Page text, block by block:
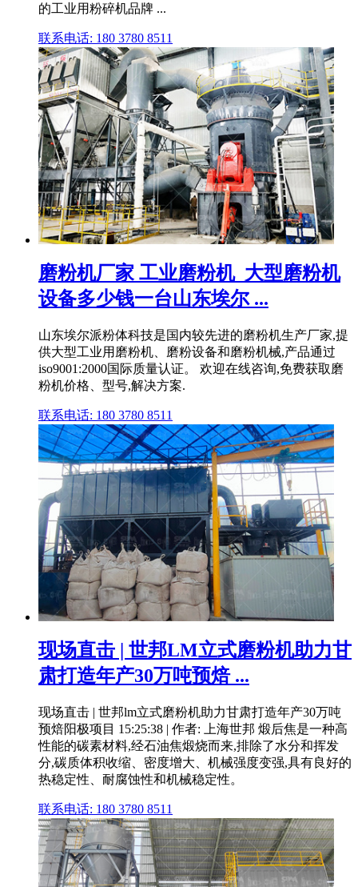
的工业用粉碎机品牌 ...
联系电话: 180 3780 8511
磨粉机厂家 工业磨粉机_大型磨粉机
设备多少钱一台山东埃尔 ...
山东埃尔派粉体科技是国内较先进的磨粉机生产厂家,提
供大型工业用磨粉机、磨粉设备和磨粉机械,产品通过
iso9001:2000国际质量认证。 欢迎在线咨询,免费获取磨
粉机价格、型号,解决方案.
联系电话: 180 3780 8511
现场直击 | 世邦LM立式磨粉机助力甘
肃打造年产30万吨预焙 ...
现场直击 | 世邦lm立式磨粉机助力甘肃打造年产30万吨
预焙阳极项目 15:25:38 | 作者: 上海世邦 煅后焦是一种高
性能的碳素材料,经石油焦煅烧而来,排除了水分和挥发
分,碳质体积收缩、密度增大、机械强度变强,具有良好的
热稳定性、耐腐蚀性和机械稳定性。
联系电话: 180 3780 8511